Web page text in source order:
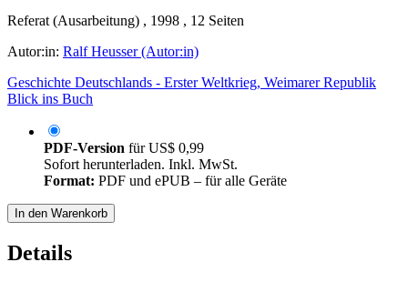
Referat (Ausarbeitung) , 1998 , 12 Seiten
Autor:in: Ralf Heusser (Autor:in)
Geschichte Deutschlands - Erster Weltkrieg, Weimarer Republik
Blick ins Buch
PDF-Version fürUS$ 0,99
Sofort herunterladen. Inkl. MwSt.
Format: PDF und ePUB – für alle Geräte
In den Warenkorb
Details